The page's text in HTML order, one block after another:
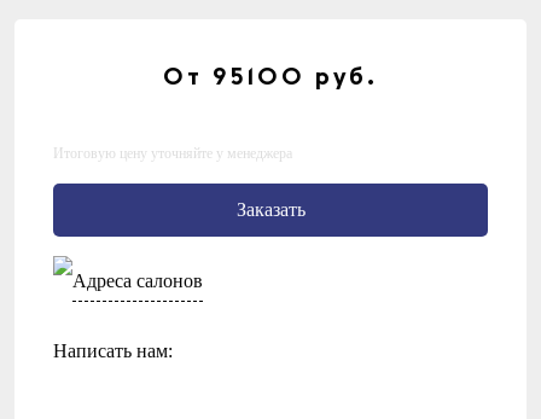
От 95100 руб.
Итоговую цену уточняйте у менеджера
Заказать
Адреса салонов
Написать нам: